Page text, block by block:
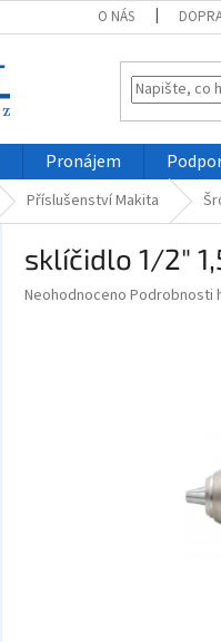
O NÁS
Pronájem
Příslušenství Makita
sklíčidlo 1/2"
Průměrné
Neohodnoceno Podrobnosti